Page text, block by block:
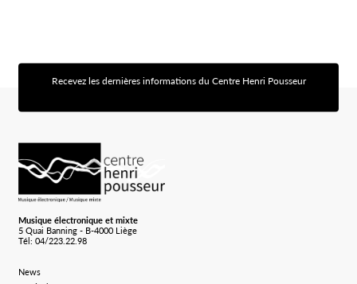
Recevez les dernières informations du Centre Henri Pousseur
Musique électronique et mixte
5 Quai Banning - B-4000 Liège
Tél: 04/223.22.98
News